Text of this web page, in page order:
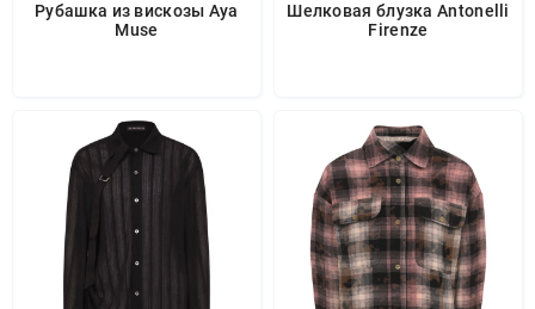
Рубашка из вискозы Aya
Muse
Шелковая блузка Antonelli
Firenze